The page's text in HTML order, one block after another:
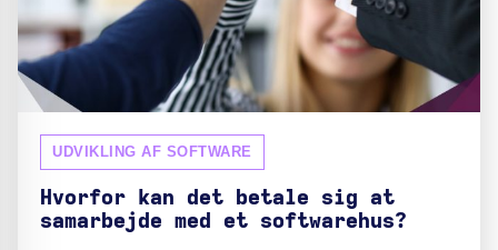
UDVIKLING AF SOFTWARE
Hvorfor kan det betale sig at
samarbejde med et softwarehus?